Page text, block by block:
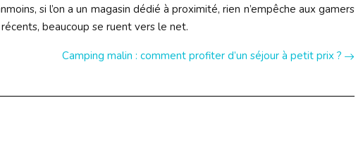
si l’on a un magasin dédié à proximité, rien n’empêche aux gamers
beaucoup se ruent vers le net.
Camping malin : comment profiter d’un séjour à petit prix ?